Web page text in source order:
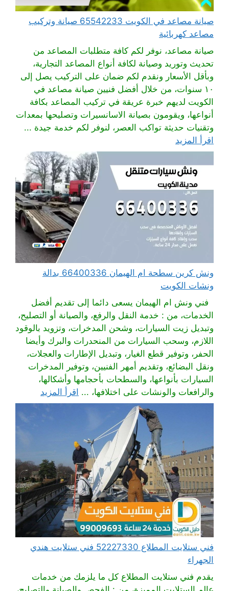
صيانة مصاعد في الكويت 65542233 صيانة وتركيب
مصاعد كهربائية
صيانة مصاعد، نوفر لكم كافة متطلبات المصاعد من
تحديث وتوريد وصيانة لكافة أنواع المصاعد التجارية،
وبأقل الأسعار ونقدم لكم ضمان على التركيب يصل إلى
١٠ سنوات، من خلال أفضل فنيين صيانة مصاعد في
الكويت لديهم خبرة عريقة في تركيب المصاعد بكافة
أنواعها، ويقومون بصيانة الاسانسيرات وتصليحها بمعدات
وتقنيات حديثة تواكب العصر، لنوفر لكم خدمة جيدة ...
اقرأ المزيد
ونش كرين سطحة ام الهيمان 66400336 بدالة
ونشات الكويت
فني ونش ام الهيمان يسعى دائما إلى تقديم أفضل
الخدمات، من : خدمة النقل والرفع، والصيانة أو التصليح،
وتبديل زيت السيارات، وشحن المدخرات، وتزويد بالوقود
اللازم، وسحب السيارات من المنحدرات والبرك وأيضا
الحفر، وتوفير قطع الغيار، وتبديل الإطارات والعجلات،
ونقل البضائع، وتقديم أمهر الفنيين، وتوفير المدخرات
السيارات بأنواعها، والسطحات بأحجامها وأشكالها،
والرافعات والونشات على اختلافها، ... اقرأ المزيد
فني ستلايت المطلاع 52227330 فني ستلايت هندي
الجهراء
يقدم فني ستلايت المطلاع كل ما يلزمك من خدمات